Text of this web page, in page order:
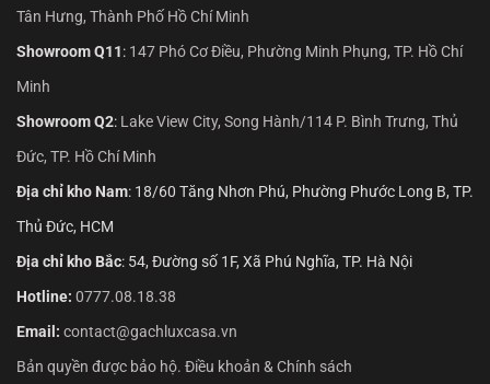
Tân Hưng, Thành Phố Hồ Chí Minh
Showroom Q11: 147 Phó Cơ Điều, Phường Minh Phụng, TP. Hồ Chí
Minh
Showroom Q2: Lake View City, Song Hành/114 P. Bình Trưng, Thủ
Đức, TP. Hồ Chí Minh
Địa chỉ kho Nam: 18/60 Tăng Nhơn Phú, Phường Phước Long B, TP.
Thủ Đức, HCM
Địa chỉ kho Bắc: 54, Đường số 1F, Xã Phú Nghĩa, TP. Hà Nội
Hotline: 0777.08.18.38
Email: contact@gachluxcasa.vn
Bản quyền được bảo hộ. Điều khoản & Chính sách